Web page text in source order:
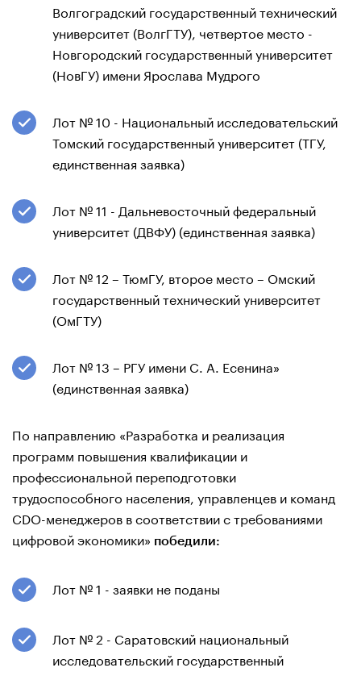
Волгоградский государственный технический
университет (ВолгГТУ), четвертое место -
Новгородский государственный университет
(НовГУ) имени Ярослава Мудрого
Лот № 10 - Национальный исследовательский
Томский государственный университет (ТГУ,
единственная заявка)
Лот № 11 - Дальневосточный федеральный
университет (ДВФУ) (единственная заявка)
Лот № 12 – ТюмГУ, второе место – Омский
государственный технический университет
(ОмГТУ)
Лот № 13 – РГУ имени С. А. Есенина»
(единственная заявка)
По направлению «Разработка и реализация
программ повышения квалификации и
профессиональной переподготовки
трудоспособного населения, управленцев и команд
CDO-менеджеров в соответствии с требованиями
цифровой экономики» победили:
Лот № 1 - заявки не поданы
Лот № 2 - Саратовский национальный
исследовательский государственный